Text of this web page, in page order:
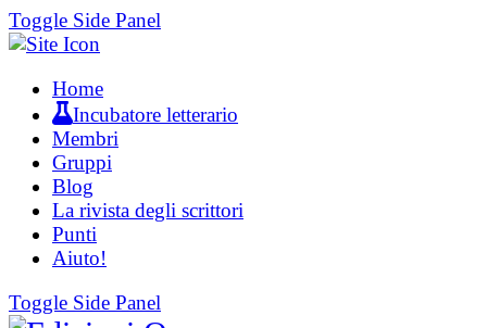
Toggle Side Panel
Home
Incubatore letterario
Membri
Gruppi
Blog
La rivista degli scrittori
Punti
Aiuto!
Toggle Side Panel